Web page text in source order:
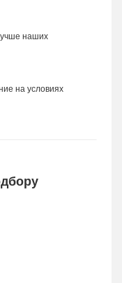
наших
на условиях